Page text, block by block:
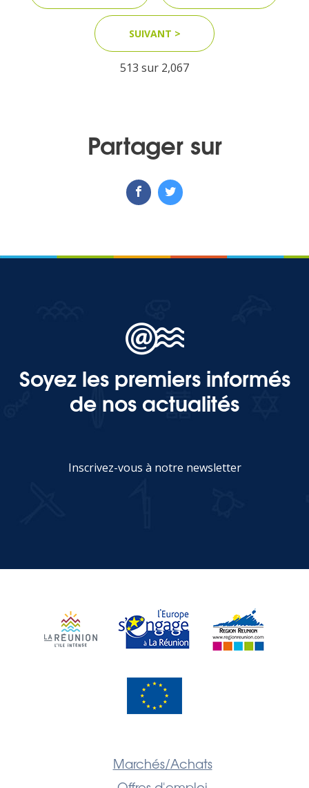
SUIVANT >
513 sur 2,067
Partager sur
Soyez les premiers informés
de nos actualités
Inscrivez-vous à notre newsletter
Marchés/Achats